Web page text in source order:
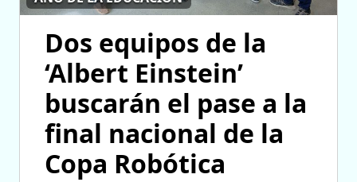
Dos equipos de la
‘Albert Einstein’
buscarán el pase a la
final nacional de la
Copa Robótica